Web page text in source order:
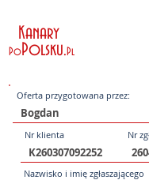
Kanary
PoPolsku.Pl
Oferta przygotowana przez:
Nr klienta Nr
Nazwisko i imię zgłaszającego